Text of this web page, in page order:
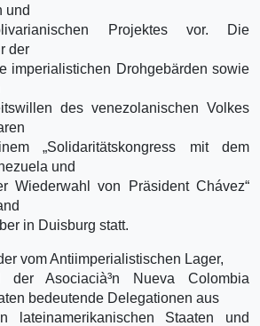
und
Projektes vor. Die
der
imperialistichen Drohgebärden sowie
des venezolanischen Volkes
„Solidaritätskongress mit dem
und
Wiederwahl von Präsident Chávez“
in Duisburg statt.
vom Antiimperialistischen Lager,
der Asociacià³n Nueva Colombia
bedeutende Delegationen aus
lateinamerikanischen Staaten und